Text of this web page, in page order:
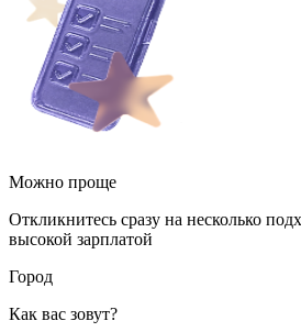
Можно проще
Откликнитесь сразу на несколько
высокой зарплатой
Город
Как вас зовут?